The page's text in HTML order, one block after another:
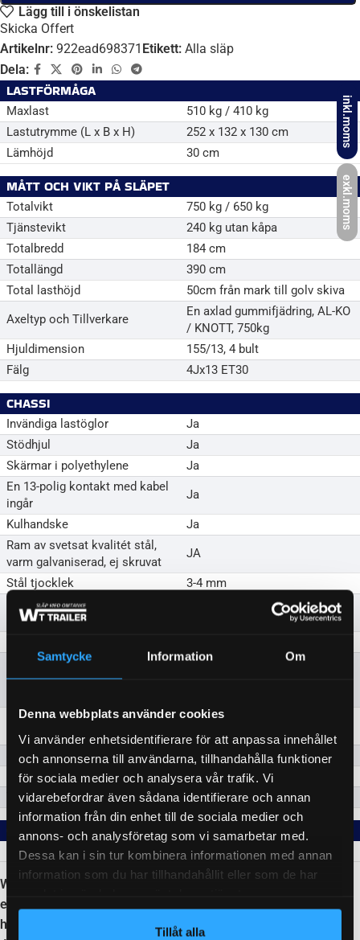
Samtycke Information Om
Denna webbplats använder cookies
Vi använder enhetsidentifierare för att anpassa innehållet
och annonserna till användarna, tillhandahålla funktioner
för sociala medier och analysera vår trafik. Vi
vidarebefordrar även sådana identifierare och annan
information från din enhet till de sociala medier och
annons- och analysföretag som vi samarbetar med.
Dessa kan i sin tur kombinera informationen med annan
information som du har tillhandahållit eller som de har
Tillåt alla
inkl.moms
exkl.moms
Lägg till i önskelistan
Skicka Offert
Artikelnr: 922ead698371 Etikett: Alla släp
Dela:
LASTFÖRMÅGA
Maxlast
510 kg / 410 kg
Lastutrymme (L x B x H)
252 x 132 x 130 cm
Lämhöjd
30 cm
MÅTT OCH VIKT PÅ SLÄPET
Totalvikt
750 kg / 650 kg
Tjänstevikt
240 kg utan kåpa
Totalbredd
184 cm
Totallängd
390 cm
Total lasthöjd
50cm från mark till golv skiva
Axeltyp och Tillverkare
En axlad gummifjädring, AL-KO
/ KNOTT, 750kg
Hjuldimension
155/13, 4 bult
Fälg
4Jx13 ET30
CHASSI
Invändiga lastöglor
Ja
Stödhjul
Ja
Skärmar i polyethylene
Ja
En 13-polig kontakt med kabel
ingår
Ja
Kulhandske
Ja
Ram av svetsat kvalitét stål,
varm galvaniserad, ej skruvat
JA
Stål tjocklek
3-4 mm
Plywoodgolv med halkfri yta
som är vattenbeständig
Belysningssystem enligt
Trafiksäkerhetsverkets
Förstärkt baklämm
Ja, så man kan köra upp
gräsklippare och dylikt
Skydd för kulhandsken
Ja
Stoppklossar
Ja
Tvärbalkar
3 st
ÖVRIG INFO OM SLÄPET
Kulhöjd - 42cm
WT Trailers släpvagnar bygger på en helsvetsad ram i
europeiskt konstruktionsstål med viktreducerande
håltagningar som ger låg vikt och bibehållen styrka.